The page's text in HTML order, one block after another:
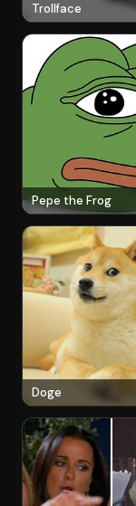
Trollface
Pepe the Frog
Doge